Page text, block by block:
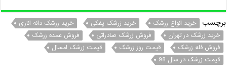
برچسب خرید انواع زرشک خرید زرشک پفکی
خرید زرشک دانه اناری
خرید زرشک در تهران
فروش زرشک صادراتی
فروش عمده زرشک
فروش فله زرشک
قیمت روز زرشک
قیمت زرشک امسال
قیمت زرشک در سال 98